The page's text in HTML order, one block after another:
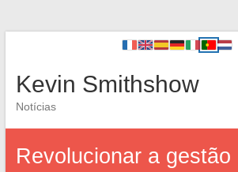
Kevin Smithshow
Notícias
Revolucionar a gestão